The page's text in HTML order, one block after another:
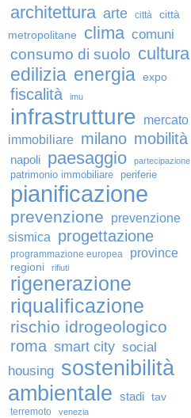
architettura arte città
città
metropolitane
clima comuni
consumo di suolo cultura
edilizia energia expo
fiscalità imu
infrastrutture
mercato
immobiliare milano mobilità
napoli paesaggio partecipazione
patrimonio immobiliare periferie
pianificazione
prevenzione
prevenzione
sismica
progettazione
programmazione europea province
regioni rifiuti
rigenerazione
riqualificazione
rischio idrogeologico
roma smart city social
housing sostenibilità
ambientale stadi tav
terremoto venezia